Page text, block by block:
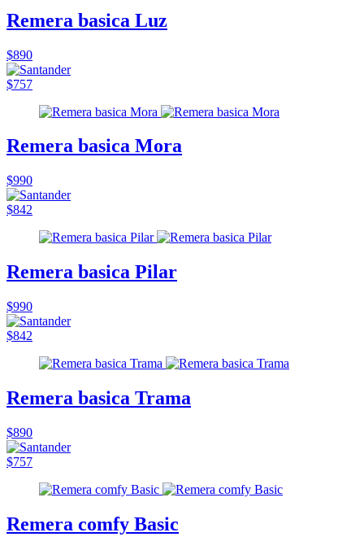
Remera basica Luz
$890
$757
Remera basica Mora
$990
$842
Remera basica Pilar
$990
$842
Remera basica Trama
$890
$757
Remera comfy Basic